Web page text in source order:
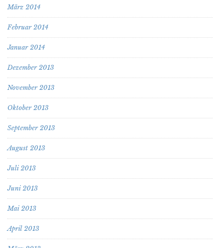
März 2014
Februar 2014
Januar 2014
Dezember 2013
November 2013
Oktober 2013
September 2013
August 2013
Juli 2013
Juni 2013
Mai 2013
April 2013